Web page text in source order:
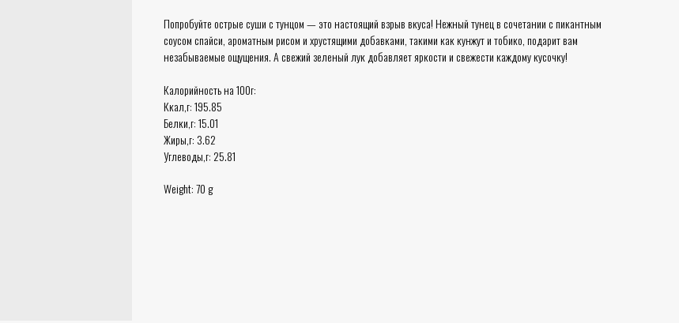
Попробуйте острые суши с тунцом — это настоящий взрыв вкуса! Нежный тунец в сочетании с пикантным
соусом спайси, ароматным рисом и хрустящими добавками, такими как кунжут и тобико, подарит вам
незабываемые ощущения. А свежий зеленый лук добавляет яркости и свежести каждому кусочку!
Калорийность на 100г:
Ккал,г: 195.85
Белки,г: 15.01
Жиры,г: 3.62
Углеводы,г: 25.81
Weight: 70 g